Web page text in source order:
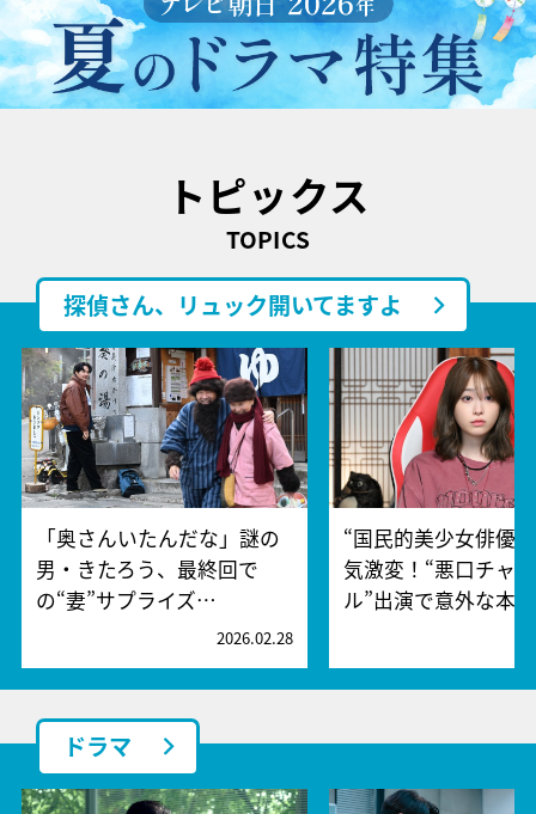
トピックス
TOPICS
探偵さん、リュック開いてますよ
「奥さんいたんだな」謎の
男・きたろう、最終回で
の“妻”サプライズ…
2026.02.28
“国民的美少女俳優”
気激変！“悪口チャ
ル”出演で意外な本…
ドラマ